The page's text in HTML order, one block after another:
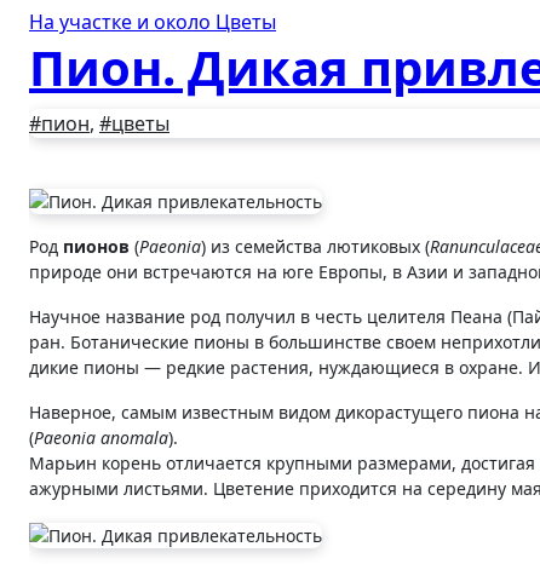
На участке и около Цветы
Пион. Дикая
#пион, #цветы
Род пионов (Paeonia) из семейства лютиковых (
природе они встречаются на юге Европы, в Азии и
Научное название род получил в честь целителя Пеана
ран. Ботанические пионы в большинстве своем
дикие пионы — редкие растения, нуждающиеся в охране.
Наверное, самым известным видом дикорастущего пиона
(Paeonia anomala).
Марьин корень отличается крупными размерами,
ажурными листьями. Цветение приходится на середину